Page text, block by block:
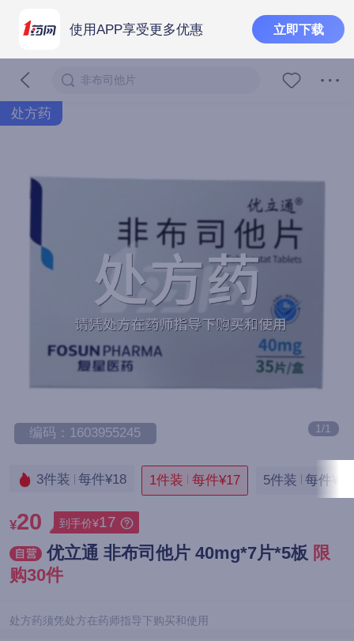
使用APP享受更多优惠 立即下载
非布司他片
处方药
1/1
编码：1603955245
3件装 每件¥18 1件装 每件¥17 5件装 每件
¥20 到手价¥17
优立通 非布司他片 40mg*7片*5板 限
购30件
处方药须凭处方在药师指导下购买和使用